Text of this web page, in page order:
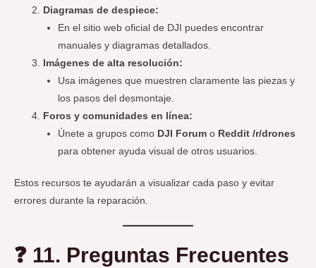
Diagramas de despiece:
En el sitio web oficial de DJI puedes encontrar
manuales y diagramas detallados.
Imágenes de alta resolución:
Usa imágenes que muestren claramente las piezas y
los pasos del desmontaje.
Foros y comunidades en línea:
Únete a grupos como DJI Forumo Reddit /r/drones
para obtener ayuda visual de otros usuarios.
Estos recursos te ayudarán a visualizar cada paso y evitar
errores durante la reparación.
❓ 11. Preguntas Frecuentes